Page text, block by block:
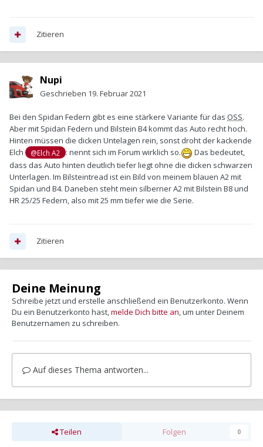
Zitieren
Nupi
Geschrieben 19. Februar 2021
Bei den Spidan Federn gibt es eine stärkere Variante für das OSS.
Aber mit Spidan Federn und Bilstein B4 kommt das Auto recht hoch.
Hinten müssen die dicken Untelagen rein, sonst droht der kackende
Elch
@Elch A2 : nennt sich im Forum wirklich so.
Das bedeutet,
dass das Auto hinten deutlich tiefer liegt ohne die dicken schwarzen
Unterlagen. Im Bilsteintread ist ein Bild von meinem blauen A2 mit
Spidan und B4. Daneben steht mein silberner A2 mit Bilstein B8 und
HR 25/25 Federn, also mit 25 mm tiefer wie die Serie.
Zitieren
Deine Meinung
Schreibe jetzt und erstelle anschließend ein Benutzerkonto. Wenn
Du ein Benutzerkonto hast,melde Dich bitte an, um unter Deinem
Benutzernamen zu schreiben.
Auf dieses Thema antworten...
Teilen Folgen 0